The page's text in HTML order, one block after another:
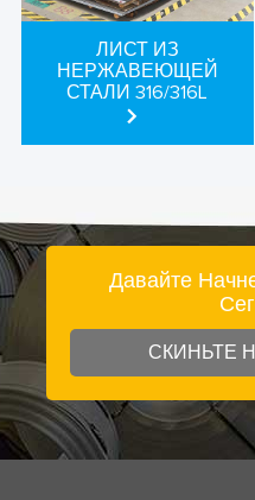
ЛИСТ ИЗ
НЕРЖАВЕЮЩЕЙ
СТАЛИ 316/316L
Давайте
СКИНЬТЕ